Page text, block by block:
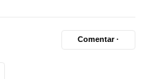
Comentar ·